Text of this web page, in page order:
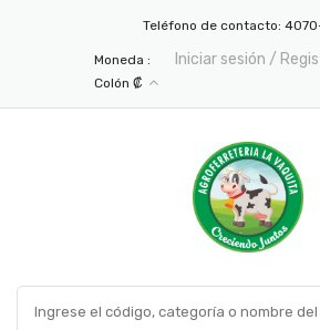
Teléfono de contacto:
Iniciar sesión /
Moneda :
Colón ₡